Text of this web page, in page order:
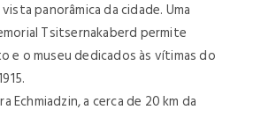
panorâmica da cidade. Uma
Tsitsernakaberd permite
e o museu dedicados às vítimas do
Echmiadzin, a cerca de 20 km da